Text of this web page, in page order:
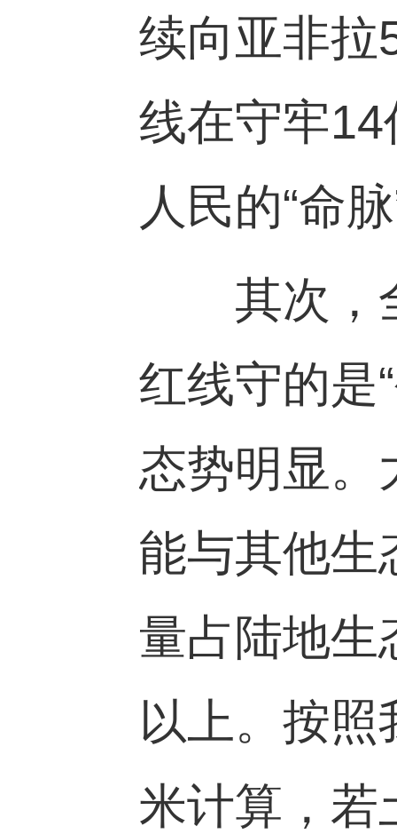
续向亚非拉
线在守牢14
人民的“命
其次，全
红线守的是
态势明显。
能与其他生
量占陆地生
以上。按照
米计算，若